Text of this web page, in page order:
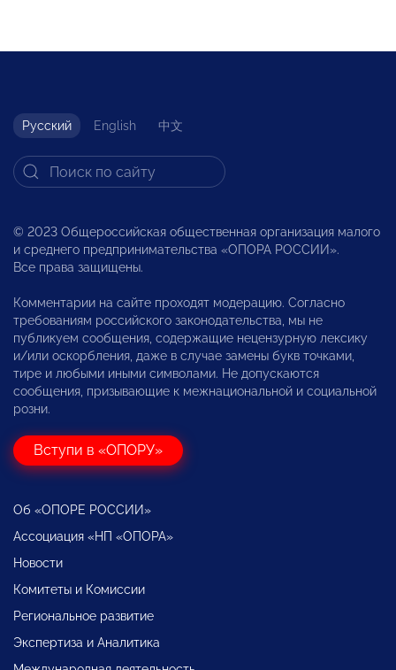
Русский English 中文
© 2023 Общероссийская общественная организация малого
и среднего предпринимательства «ОПОРА РОССИИ».
Все права защищены.
Комментарии на сайте проходят модерацию. Согласно
требованиям российского законодательства, мы не
публикуем сообщения, содержащие нецензурную лексику
и/или оскорбления, даже в случае замены букв точками,
тире и любыми иными символами. Не допускаются
сообщения, призывающие к межнациональной и социальной
розни.
Вступи в «ОПОРУ»
Об «ОПОРЕ РОССИИ»
Ассоциация «НП «ОПОРА»
Новости
Комитеты и Комиссии
Региональное развитие
Экспертиза и Аналитика